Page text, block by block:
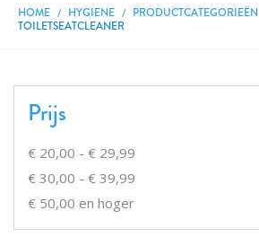
HOME HYGIENE PRODUCTCATEGORIEËN
TOILETSEATCLEANER
Prijs
€ 20,00 - € 29,99
€ 30,00 - € 39,99
€ 50,00 en hoger